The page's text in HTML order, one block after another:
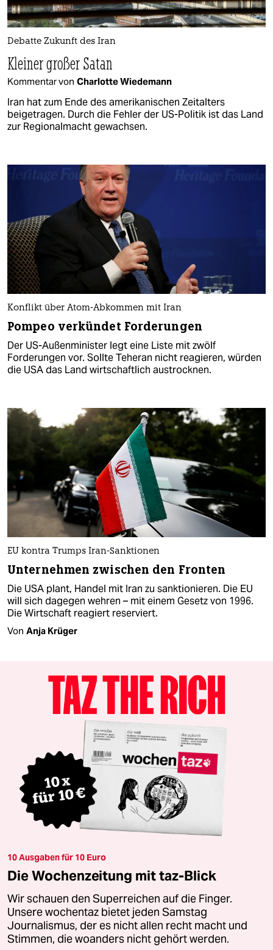
Debatte Zukunft des Iran
Kleiner großer Satan
Kommentar von Charlotte Wiedemann
Iran hat zum Ende des amerikanischen Zeitalters
beigetragen. Durch die Fehler der US-Politik ist das Land
zur Regionalmacht gewachsen.
Konflikt über Atom-Abkommen mit Iran
Pompeo verkündet Forderungen
Der US-Außenminister legt eine Liste mit zwölf
Forderungen vor. Sollte Teheran nicht reagieren, würden
die USA das Land wirtschaftlich austrocknen.
EU kontra Trumps Iran-Sanktionen
Unternehmen zwischen den Fronten
Die USA plant, Handel mit Iran zu sanktionieren. Die EU
will sich dagegen wehren – mit einem Gesetz von 1996.
Die Wirtschaft reagiert reserviert.
Von Anja Krüger
10 Ausgaben für 10 Euro
Die Wochenzeitung mit taz-Blick
Wir schauen den Superreichen auf die Finger.
Unsere wochentaz bietet jeden Samstag
Journalismus, der es nicht allen recht macht und
Stimmen, die woanders nicht gehört werden.